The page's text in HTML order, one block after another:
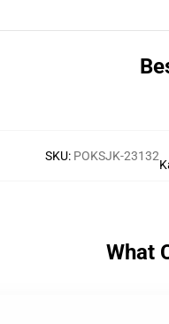
SKU: POKSJK-23132
What